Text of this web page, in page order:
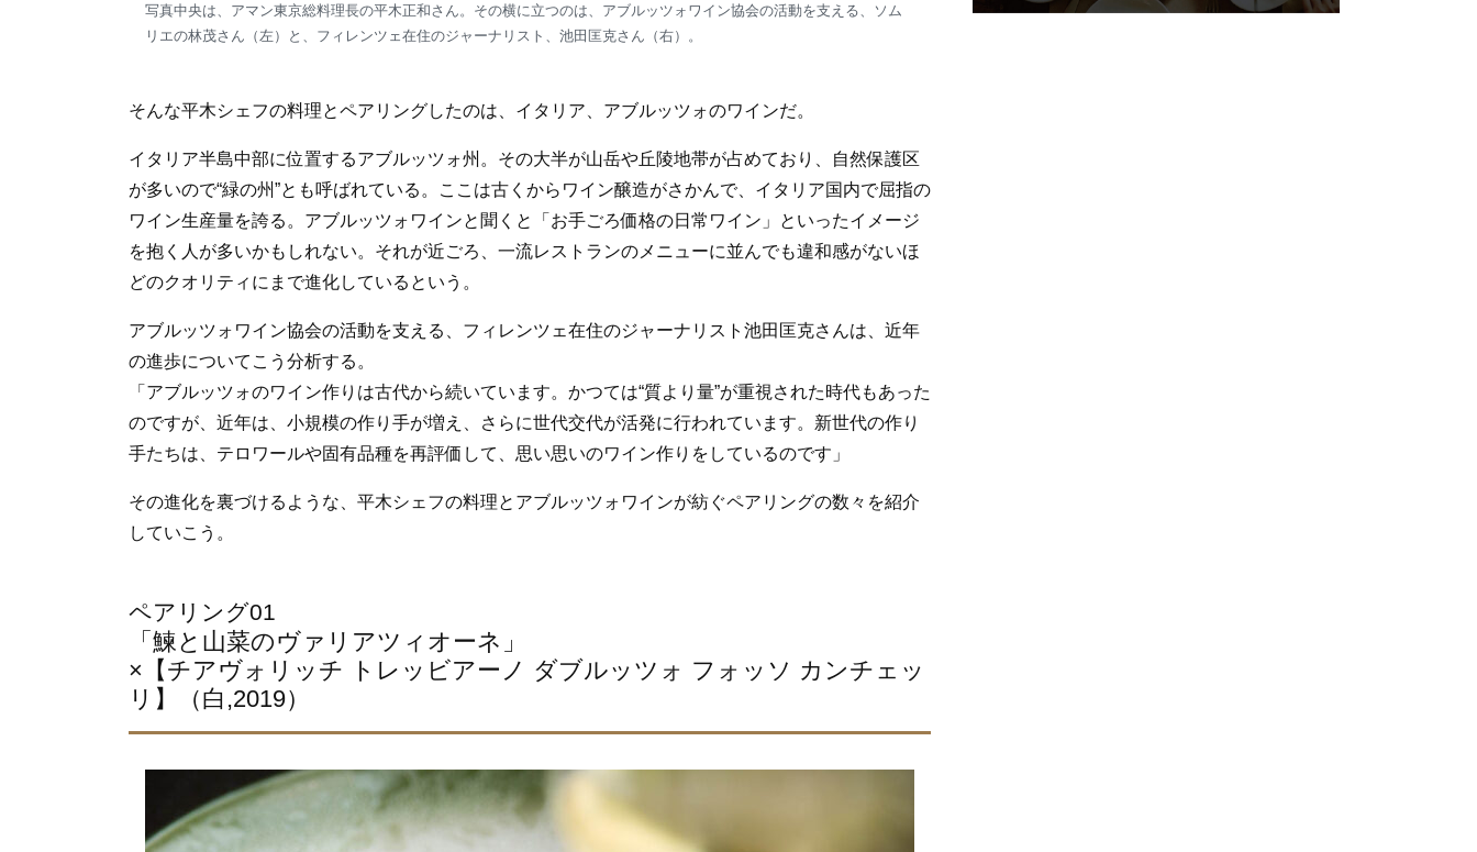
写真中央は、アマン東京総料理長の平木正和さん。その横に立つのは、アブルッツォワイン協会の活動を支える、ソム
リエの林茂さん（左）と、フィレンツェ在住のジャーナリスト、池田匡克さん（右）。
そんな平木シェフの料理とペアリングしたのは、イタリア、アブルッツォのワインだ。
イタリア半島中部に位置するアブルッツォ州。その大半が山岳や丘陵地帯が占めており、自然保護区
が多いので“緑の州”とも呼ばれている。ここは古くからワイン醸造がさかんで、イタリア国内で屈指の
ワイン生産量を誇る。アブルッツォワインと聞くと「お手ごろ価格の日常ワイン」といったイメージ
を抱く人が多いかもしれない。それが近ごろ、一流レストランのメニューに並んでも違和感がないほ
どのクオリティにまで進化しているという。
アブルッツォワイン協会の活動を支える、フィレンツェ在住のジャーナリスト池田匡克さんは、近年
の進歩についてこう分析する。
「アブルッツォのワイン作りは古代から続いています。かつては“質より量”が重視された時代もあった
のですが、近年は、小規模の作り手が増え、さらに世代交代が活発に行われています。新世代の作り
手たちは、テロワールや固有品種を再評価して、思い思いのワイン作りをしているのです」
その進化を裏づけるような、平木シェフの料理とアブルッツォワインが紡ぐペアリングの数々を紹介
していこう。
ペアリング01
「鰊と山菜のヴァリアツィオーネ」
×【チアヴォリッチ トレッビアーノ ダブルッツォ フォッソ カンチェッ
リ】（白,2019）